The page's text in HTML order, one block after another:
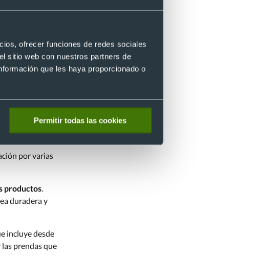
ofrecer funciones de redes sociales
sitio web con nuestros partners de
que les haya proporcionado o
Permitir todas las cookies
por varias
productos.
duradera y
incluye desde
prendas que